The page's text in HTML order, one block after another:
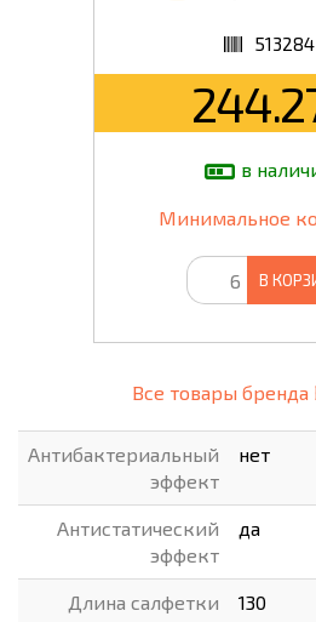
513284
в
Минимальное
В
Все товары бренда
Антибактериальный
эффект
нет
Антистатический
эффект
да
Длина салфетки 130